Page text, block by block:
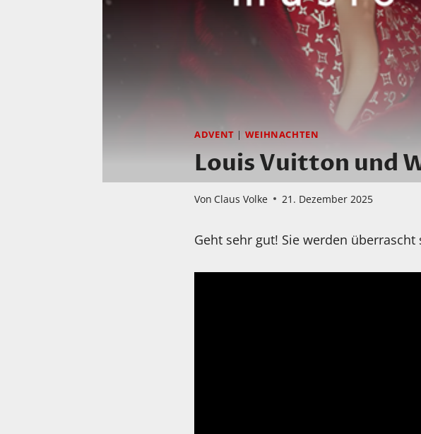
ADVENT | WEIHNACHTEN
Louis Vuitton und
Von Claus Volke 21. Dezember 2025
Geht sehr gut! Sie werden überrascht